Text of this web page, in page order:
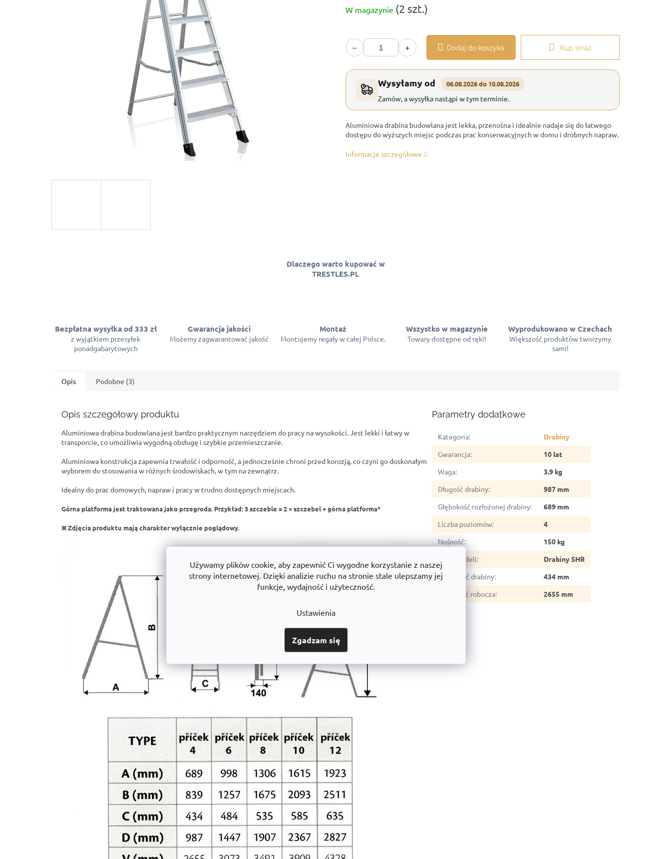
Używamy plików cookie, aby zapewnić Ci wygodne korzystanie z naszej
strony internetowej. Dzięki analizie ruchu na stronie stale ulepszamy jej
funkcje, wydajność i użyteczność.
Ustawienia
Zgadzam się
jednostkowa:
W magazynie (2 szt.)
− + Dodaj do koszyka Kup teraz
Wysyłamy od 06.08.2026 do 10.08.2026
Zamów, a wysyłka nastąpi w tym terminie.
Aluminiowa drabina budowlana jest lekka, przenośna i idealnie nadaje się do łatwego
dostępu do wyższych miejsc podczas prac konserwacyjnych w domu i drobnych napraw.
Informacje szczegółowe
Dlaczego warto kupować w
TRESTLES.PL
Bezpłatna wysyłka od 333 zł
z wyjątkiem przesyłek
ponadgabarytowych
Gwarancja jakości
Możemy zagwarantować jakość
Montaż
Montujemy regały w całej Polsce.
Wszystko w magazynie
Towary dostępne od ręki!
Wyprodukowano w Czechach
Większość produktów tworzymy
sami!
Opis Podobne (3)
Opis szczegółowy produktu
Aluminiowa drabina budowlana jest bardzo praktycznym narzędziem do pracy na wysokości. Jest lekki i łatwy w
transporcie, co umożliwia wygodną obsługę i szybkie przemieszczanie.
Aluminiowa konstrukcja zapewnia trwałość i odporność, a jednocześnie chroni przed korozją, co czyni go doskonałym
wyborem do stosowania w różnych środowiskach, w tym na zewnątrz.
Idealny do prac domowych, napraw i pracy w trudno dostępnych miejscach.
Górna platforma jest traktowana jako przegroda. Przykład: 3 szczeble = 2 × szczebel + górna platforma*
❌ Zdjęcia produktu mają charakter wyłącznie poglądowy.
Parametry dodatkowe
Kategoria:
Drabiny
Gwarancja:
10 lat
Waga:
3.9 kg
Długość drabiny:
987 mm
Głębokość rozłożonej drabiny:
689 mm
Liczba poziomów:
4
Nośność:
150 kg
Seria modeli:
Drabiny SHR
Szerokość drabiny:
434 mm
Wysokość robocza: 2655 mm